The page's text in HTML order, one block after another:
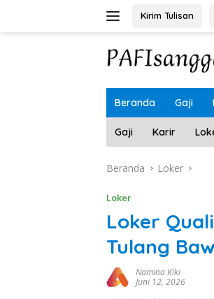
Kirim Tulisan
Beranda Gaji
Gaji Karir
Beranda Loker
Loker
Loker
Tulang
Namina Kiki
Juni 12, 2026